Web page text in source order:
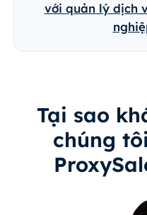
với quản lý dịch
Tại sao
chúng